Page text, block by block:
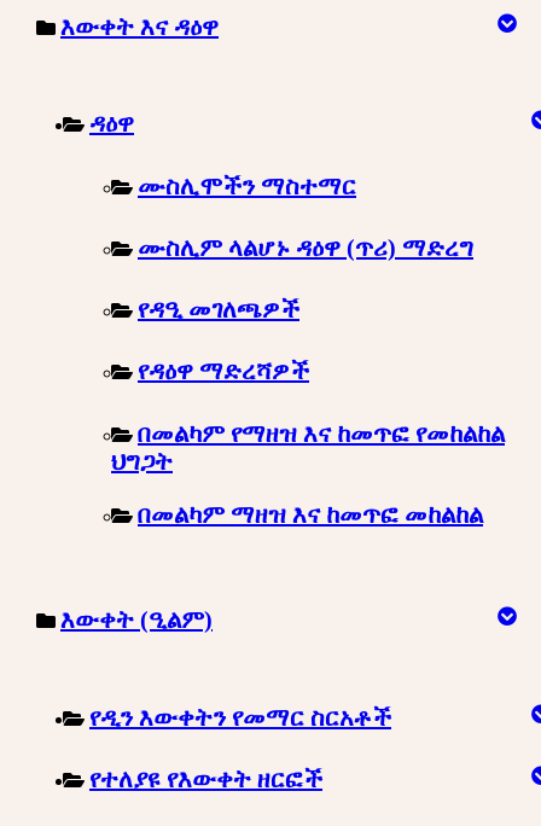
እውቀት እና ዳዕዋ
ዳዕዋ
ሙስሊሞችን ማስተማር
ሙስሊም ላልሆኑ ዳዕዋ (ጥሪ) ማድረግ
የዳዒ መገለጫዎች
የዳዕዋ ማድረሻዎች
በመልካም የማዘዝ እና ከመጥፎ የመከልከል
ህግጋት
በመልካም ማዘዝ እና ከመጥፎ መከልከል
እውቀት (ዒልም)
የዲን እውቀትን የመማር ስርአቶች
የተለያዩ የእውቀት ዘርፎች